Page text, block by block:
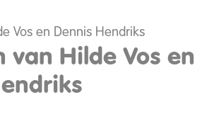
Vos en Dennis Hendriks
van Hilde Vos en